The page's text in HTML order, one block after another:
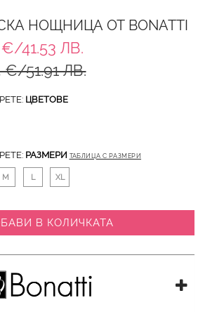
НОЩНИЦА ОТ BONATTI
€/41.53 ЛВ.
€/51.91 ЛВ.
ЦВЕТОВЕ
РАЗМЕРИ ТАБЛИЦА С РАЗМЕРИ
M L XL
В КОЛИЧКАТА